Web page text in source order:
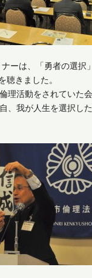
ーは、「勇者の選択
きました。
理活動をされていた
、我が人生を選択し